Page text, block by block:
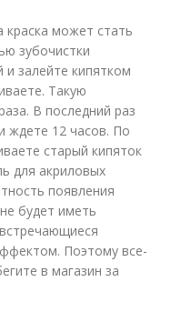
краска может стать
зубочистки
залейте кипятком
Такую
В последний раз
ждете 12 часов. По
старый кипяток
для акриловых
появления
будет иметь
Поэтому все-
в магазин за